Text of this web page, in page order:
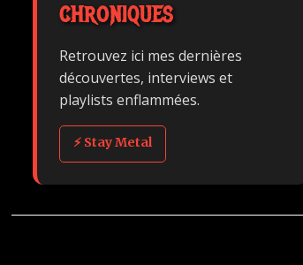
CHRONIQUES
Retrouvez ici mes dernières
découvertes, interviews et
playlists enflammées.
⚡ Stay Metal